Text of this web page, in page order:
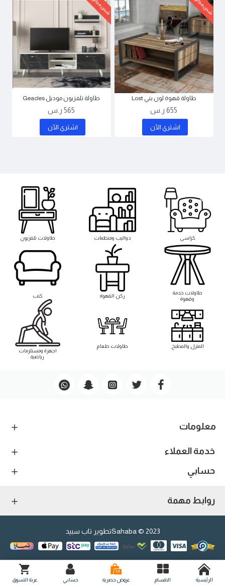
شحن مجاني
طاولة قهوة لون بني Lost
655 ر.س
اشتري اﻵن
شحن مجاني
طاولة تلفزيون موديل Geacles
565 ر.س
اشتري اﻵن
كراسى دواليب ومنظمات طاولات تلفزيون
طاوﻻت خدمة
وقهوة
ركن القهوة كنب
المنزل والمطبخ
طاوﻻت طعام
اجهزة ومستلزمات
رياضية
معلومات
خدمة العملاء
حسابي
روابط مهمة
2023 © Sahaba تطوير تاب سبيد
الرئيسية الاقسام عروض حصرية حسابي عربة التسوق